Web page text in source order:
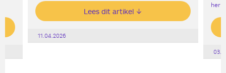
Lees dit artikel
11.04.2026